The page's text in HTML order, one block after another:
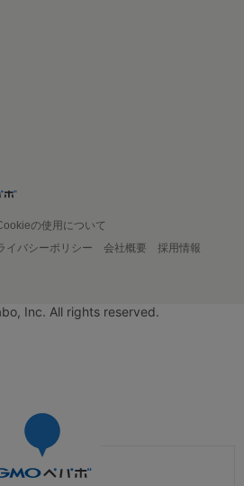
の使用について
イバシーポリシー 会社概要
採用情報
Inc. All rights reserved.